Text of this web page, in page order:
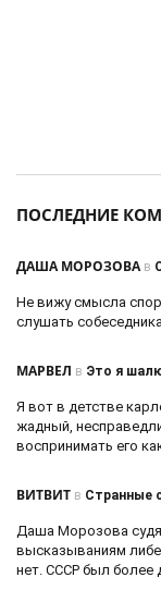
ПОСЛЕДНИЕ
ДАША МОРОЗОВАв
Не вижу смысла
слушать
МАРВЕЛ в Это я
Я вот в детстве
жадный,
воспринимать его
ВИТВИТ в Странные
Даша Морозова судя
высказываниям
нет. СССР был более